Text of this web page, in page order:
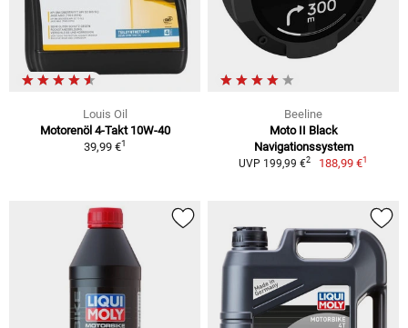
Louis Oil
Motorenöl 4-Takt 10W-40
39,99 €1
Beeline
Moto II Black
Navigationssystem
UVP 199,99 €2 188,99 €1